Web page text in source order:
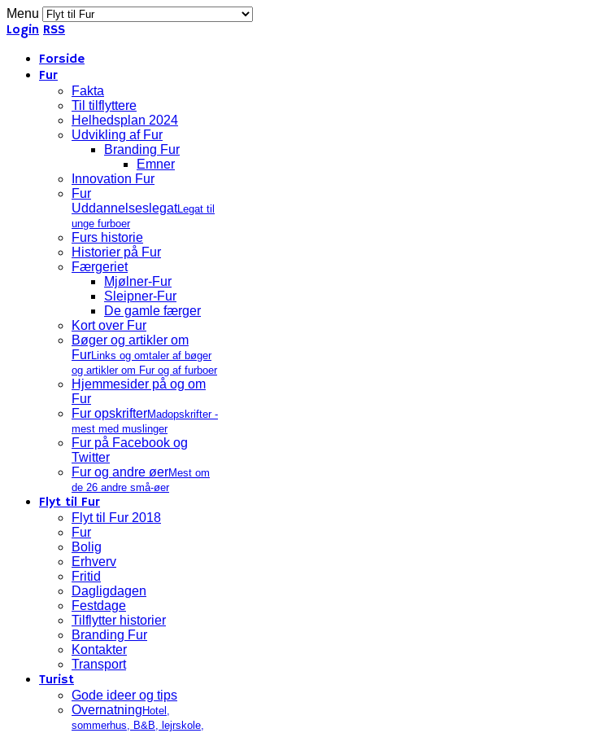
Menu
Login RSS
Forside
Fur
Fakta
Til tilflyttere
Helhedsplan 2024
Udvikling af Fur
Branding Fur
Emner
Innovation Fur
Fur
UddannelseslegatLegat til
unge furboer
Furs historie
Historier på Fur
Færgeriet
Mjølner-Fur
Sleipner-Fur
De gamle færger
Kort over Fur
Bøger og artikler om
FurLinks og omtaler af bøger
og artikler om Fur og af furboer
Hjemmesider på og om
Fur
Fur opskrifterMadopskrifter -
mest med muslinger
Fur på Facebook og
Twitter
Fur og andre øerMest om
de 26 andre små-øer
Flyt til Fur
Flyt til Fur 2018
Fur
Bolig
Erhverv
Fritid
Dagligdagen
Festdage
Tilflytter historier
Branding Fur
Kontakter
Transport
Turist
Gode ideer og tips
Overnatning Hotel,
sommerhus, B&B, lejrskole,